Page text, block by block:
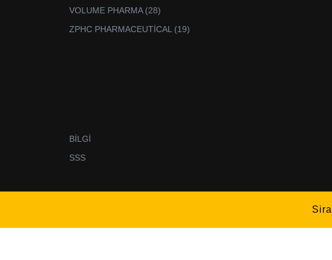
VOLUME PHARMA 2828
ZPHC PHARMACEUTİCAL 1919
BİLGİ
SSS